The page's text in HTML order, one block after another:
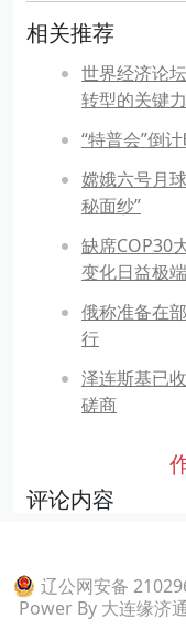
相关推荐
世界经济论
转型的关键
“特普会”倒
嫦娥六号月
秘面纱”
缺席COP30
变化日益极端
俄称准备在
行
泽连斯基已
磋商
评论内容
辽公网安备
Power By 大连缘济